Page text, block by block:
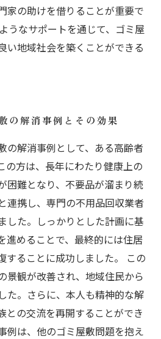
家の助けを借りることが重要で
うなサポートを通じて、ゴミ屋
い地域社会を築くことができる
の解消事例とその効果
の解消事例として、ある高齢者
の方は、長年にわたり健康上の
困難となり、不要品が溜まり続
連携し、専門の不用品回収業者
した。しっかりとした計画に基
進めることで、最終的には住居
することに成功しました。 この
景観が改善され、地域住民から
た。さらに、本人も精神的な解
との交流を再開することができ
例は、他のゴミ屋敷問題を抱え